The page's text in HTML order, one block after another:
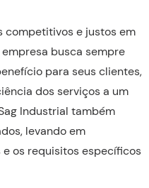
competitivos e justos em
empresa busca sempre
para seus clientes,
dos serviços a um
Industrial também
levando em
os requisitos específicos